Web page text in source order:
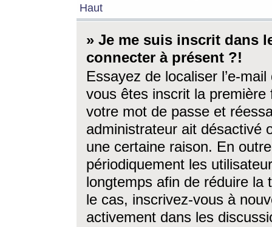
Haut
» Je me suis inscrit dans
connecter à présent ?!
Essayez de localiser l’e-
vous êtes inscrit la première
votre mot de passe et
administrateur ait désactivé
une certaine raison. En
périodiquement les
longtemps afin de réduire la
le cas, inscrivez-vous à
activement dans les